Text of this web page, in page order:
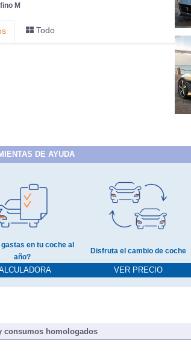
M
Todo
DE AYUDA
en tu coche al
año?
Disfruta el cambio de coche
VER PRECIO
consumos homologados